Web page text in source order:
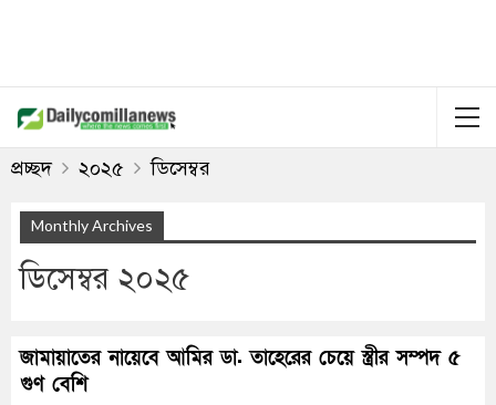
প্রচ্ছদ ২০২৫ ডিসেম্বর
Monthly Archives
ডিসেম্বর ২০২৫
জামায়াতের নায়েবে আমির ডা. তাহেরের চেয়ে স্ত্রীর সম্পদ ৫
গুণ বেশি